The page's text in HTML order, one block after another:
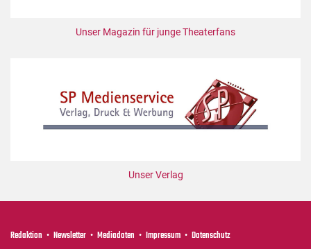
Unser Magazin für junge Theaterfans
Unser Verlag
Redaktion Newsletter Mediadaten Impressum Datenschutz